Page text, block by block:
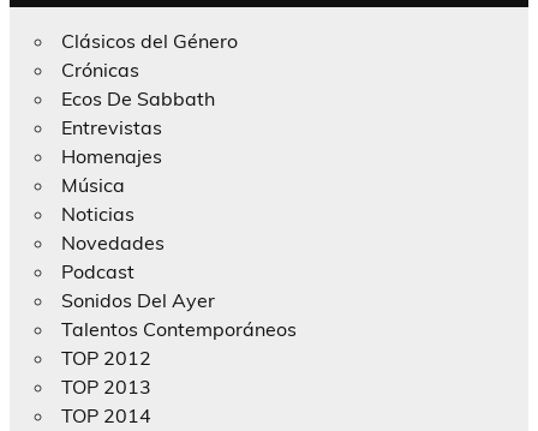
Clásicos del Género
Crónicas
Ecos De Sabbath
Entrevistas
Homenajes
Música
Noticias
Novedades
Podcast
Sonidos Del Ayer
Talentos Contemporáneos
TOP 2012
TOP 2013
TOP 2014